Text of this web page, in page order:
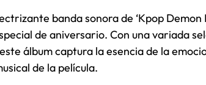
banda sonora de ‘Kpop Demon
de aniversario. Con una variada
álbum captura la esencia de la
de la película.